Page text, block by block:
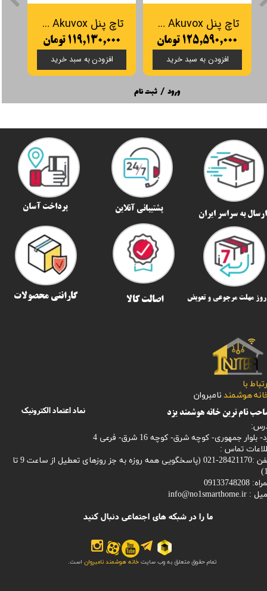
تاچ پنل Akuvox مدل S567
۱۱۹,۱۳۰,۰۰۰ تومان
افزودن به سبد خرید
تاچ پنل Akuvox مدل S567W
۱۲۵,۵۹۰,۰۰۰ تومان
افزودن به سبد خرید
ورود / ثبت نام
تمام حقوق متعلق به وب سایت خانه هوشمند نامبروان است.
با
هوشمند نامبروان
بلوار جمهوری- کوچه شرق- کوچه 16 شرق- فرعی 4
تماس :
021 (
پاسخگویی همه روزه به جز روزهای تعطیل از ساعت 9 تا
09133748208
:
info@no1smarthome.ir
ما را در شبکه های اجتماعی دنبال کنید
نماد اعتماد الکترونیک
ارسال به سراسر ایران​​​​​​​
پشتیبانی آنلاین پرداخت آسان
اصالت کالا گارانتی محصولات
نام ترین خانه هوشمند یزد